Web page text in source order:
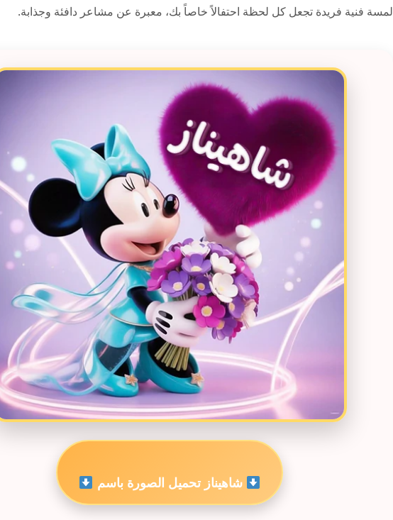
لمسة فنية فريدة تجعل كل لحظة احتفالاً خاصاً بك، معبرة عن مشاعر دافئة وجذابة.
شاهيناز تحميل الصورة باسم